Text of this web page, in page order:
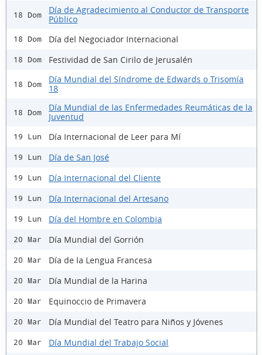
18 Dom
Día de Agradecimiento al Conductor de Transporte
Público
18 Dom Día del Negociador Internacional
18 Dom Festividad de San Cirilo de Jerusalén
18 Dom
Día Mundial del Síndrome de Edwards o Trisomía
18
18 Dom
Día Mundial de las Enfermedades Reumáticas de la
Juventud
19 Lun Día Internacional de Leer para Mí
19 Lun Día de San José
19 Lun Día Internacional del Cliente
19 Lun Día Internacional del Artesano
19 Lun Día del Hombre en Colombia
20 Mar Día Mundial del Gorrión
20 Mar Día de la Lengua Francesa
20 Mar Día Mundial de la Harina
20 Mar Equinoccio de Primavera
20 Mar Día Mundial del Teatro para Niños y Jóvenes
20 Mar Día Mundial del Trabajo Social